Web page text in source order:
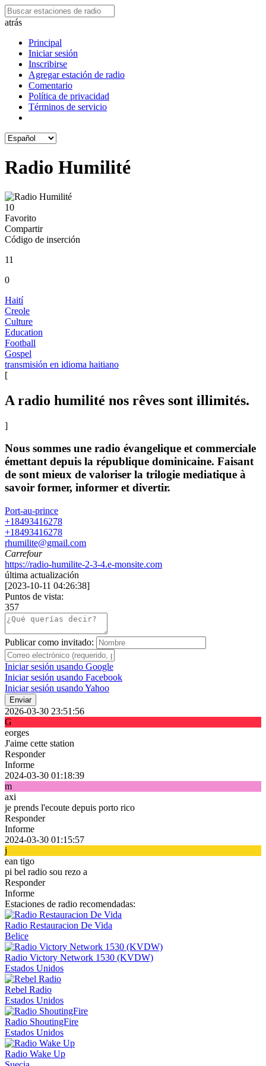
atrás
Principal
Iniciar sesión
Inscribirse
Agregar estación de radio
Comentario
Política de privacidad
Términos de servicio
Radio Humilité
10
Favorito
Compartir
Código de inserción
11
0
Haití
Creole
Culture
Education
Football
Gospel
transmisión en idioma haitiano
[
A radio humilité nos rêves sont illimités.
]
Nous sommes une radio évangelique et commerciale
émettant depuis la république dominicaine. Faisant
de sont mieux de valoriser la trilogie mediatique à
savoir former, informer et divertir.
Port-au-prince
+18493416278
+18493416278
rhumilite@gmail.com
Carrefour
https://radio-humilite-2-3-4.e-monsite.com
última actualización
[2023-10-11 04:26:38]
Puntos de vista:
357
Publicar como invitado:
Iniciar sesión usando Google
Iniciar sesión usando Facebook
Iniciar sesión usando Yahoo
Enviar
2026-03-30 23:51:56
G
eorges
J'aime cette station
Responder
Informe
2024-03-30 01:18:39
m
axi
je prends l'ecoute depuis porto rico
Responder
Informe
2024-03-30 01:15:57
j
ean tigo
pi bel radio sou rezo a
Responder
Informe
Estaciones de radio recomendadas:
Radio Restauracion De Vida
Belice
Radio Victory Network 1530 (KVDW)
Estados Unidos
Rebel Radio
Estados Unidos
Radio ShoutingFire
Estados Unidos
Radio Wake Up